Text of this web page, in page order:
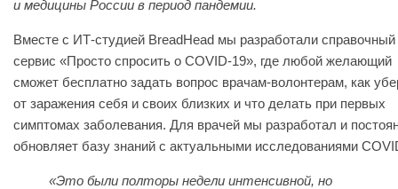
и медицины России в период пандемии.
Вместе с ИТ-студией BreadHead мы разработали справочный
сервис «Просто спросить о COVID-19», где любой желающий
сможет бесплатно задать вопрос врачам-волонтерам, как
от заражения себя и своих близких и что делать при первых
симптомах заболевания. Для врачей мы разработал и
обновляет базу знаний с актуальными исследованиями
«‎Это были полторы недели интенсивной, но